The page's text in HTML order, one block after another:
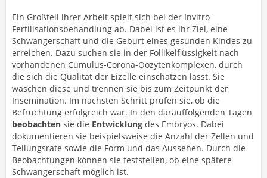
Ein Großteil ihrer Arbeit spielt sich bei der Invitro-
Fertilisationsbehandlung ab. Dabei ist es ihr Ziel, eine
Schwangerschaft und die Geburt eines gesunden Kindes zu
erreichen. Dazu suchen sie in der Follikelflüssigkeit nach
vorhandenen Cumulus-Corona-Oozytenkomplexen, durch
die sich die Qualität der Eizelle einschätzen lässt. Sie
waschen diese und trennen sie bis zum Zeitpunkt der
Insemination. Im nächsten Schritt prüfen sie, ob die
Befruchtung erfolgreich war. In den darauffolgenden Tagen
beobachten sie die Entwicklung des Embryos. Dabei
dokumentieren sie beispielsweise die Anzahl der Zellen und
Teilungsrate sowie die Form und das Aussehen. Durch die
Beobachtungen können sie feststellen, ob eine spätere
Schwangerschaft möglich ist.